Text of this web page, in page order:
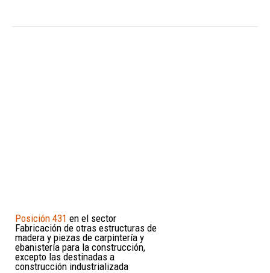
Posición 431 en el sector
Fabricación de otras estructuras de
madera y piezas de carpintería y
ebanistería para la construcción,
excepto las destinadas a
construcción industrializada